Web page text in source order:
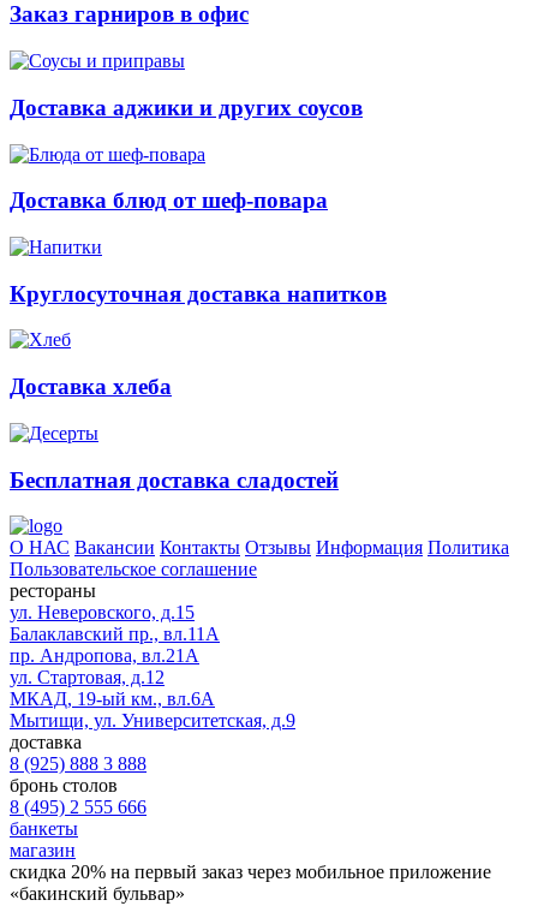
Заказ гарниров в офис
Доставка аджики и других соусов
Доставка блюд от шеф-повара
Круглосуточная доставка напитков
Доставка хлеба
Бесплатная доставка сладостей
О НАС Вакансии Контакты Отзывы Информация Политика
Пользовательское соглашение
рестораны
ул. Неверовского, д.15
Балаклавский пр., вл.11А
пр. Андропова, вл.21А
ул. Стартовая, д.12
МКАД, 19-ый км., вл.6А
Мытищи, ул. Университетская, д.9
доставка
8 (925) 888 3 888
бронь столов
8 (495) 2 555 666
банкеты
магазин
скидка 20% на первый заказ через мобильное приложение
«бакинский бульвар»